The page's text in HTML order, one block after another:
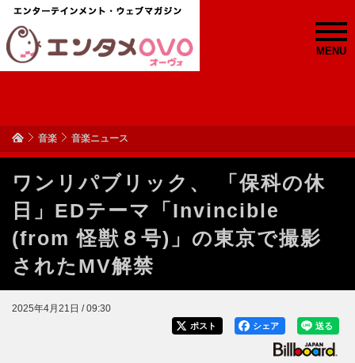
MENU
音楽 音楽ニュース
ワンリパブリック、 「保科の休
日」EDテーマ「Invincible
(from 怪獣８号)」の東京で撮影
されたMV解禁
2025年4月21日 / 09:30
送る
シェア
ポスト